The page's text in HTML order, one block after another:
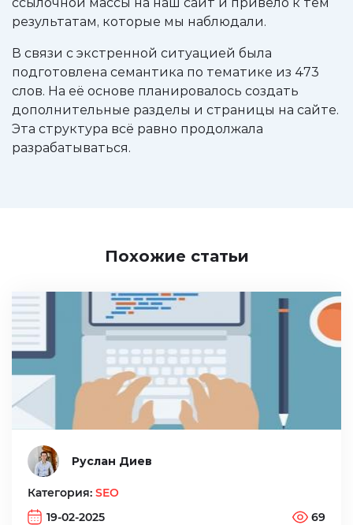
результатам, которые мы наблюдали.
В связи с экстренной ситуацией была
подготовлена семантика по тематике из 473
слов. На её основе планировалось создать
дополнительные разделы и страницы на сайте.
Эта структура всё равно продолжала
разрабатываться.
Похожие статьи
Руслан Диев
Категория: SEO
19-02-2025
69